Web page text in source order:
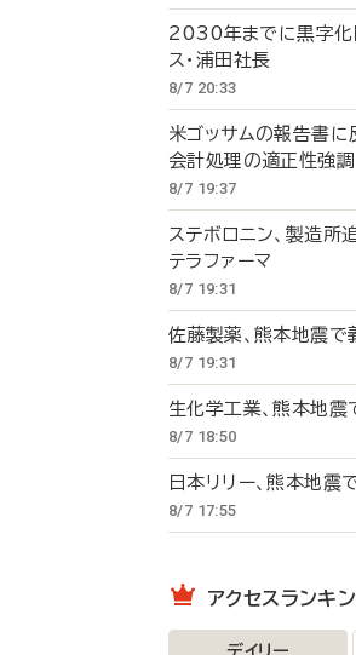
2030年までに黒字
ス・浦田社長
8/7 20:33
米ゴッサムの報告書
会計処理の適正性強調
8/7 19:37
ステボロニン、製造
テラファーマ
8/7 19:31
佐藤製薬、熊本地震
8/7 19:31
生化学工業、熊本地
8/7 18:50
日本リリー、熊本地
8/7 17:55
アクセスランキ
デイリー